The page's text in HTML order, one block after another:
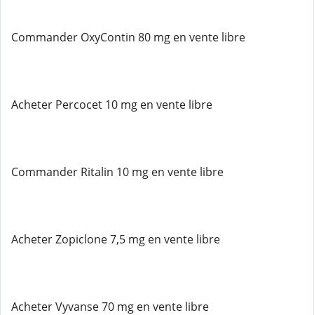
Commander OxyContin 80 mg en vente libre
Acheter Percocet 10 mg en vente libre
Commander Ritalin 10 mg en vente libre
Acheter Zopiclone 7,5 mg en vente libre
Acheter Vyvanse 70 mg en vente libre